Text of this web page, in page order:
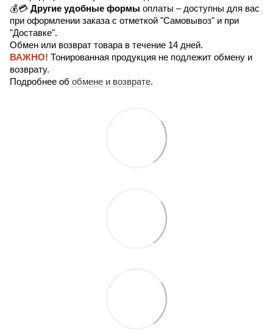
💰💳 Другие удобные формы оплаты – доступны для вас
при оформлении заказа с отметкой "Самовывоз" и при
"Доставке".
Обмен или возврат товара в течение 14 дней.
ВАЖНО! Тонированная продукция не подлежит обмену и
возврату.
Подробнее об обмене и возврате.